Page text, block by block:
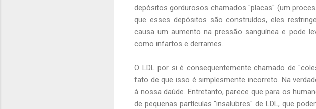
depósitos gordurosos chamados "placas" (um
que esses depósitos são construídos, eles
causa um aumento na pressão sanguínea e pode
como infartos e derrames.
O LDL por si é consequentemente chamado de
fato de que isso é simplesmente incorreto. Na
à nossa daúde. Entretanto, parece que para os
de pequenas partículas "insalubres" de LDL, que